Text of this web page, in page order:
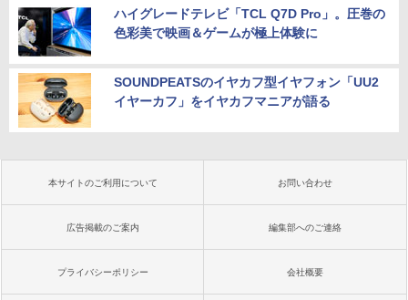
ハイグレードテレビ「TCL Q7D Pro」。圧巻の
色彩美で映画＆ゲームが極上体験に
SOUNDPEATSのイヤカフ型イヤフォン「UU2
イヤーカフ」をイヤカフマニアが語る
本サイトのご利用について お問い合わせ
広告掲載のご案内 編集部へのご連絡
プライバシーポリシー 会社概要